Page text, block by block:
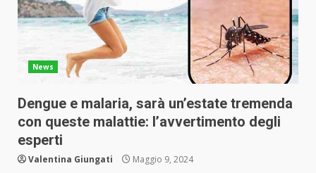
News
Dengue e malaria, sarà un’estate tremenda
con queste malattie: l’avvertimento degli
esperti
Valentina Giungati Maggio 9, 2024